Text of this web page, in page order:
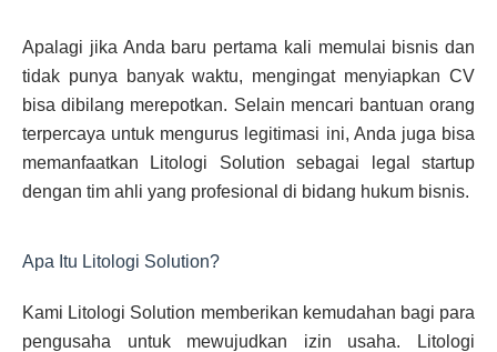
Apalagi jika Anda baru pertama kali memulai bisnis dan
tidak punya banyak waktu, mengingat menyiapkan CV
bisa dibilang merepotkan. Selain mencari bantuan orang
terpercaya untuk mengurus legitimasi ini, Anda juga bisa
memanfaatkan Litologi Solution sebagai legal startup
dengan tim ahli yang profesional di bidang hukum bisnis.
Apa Itu Litologi Solution?
Kami Litologi Solution memberikan kemudahan bagi para
pengusaha untuk mewujudkan izin usaha. Litologi